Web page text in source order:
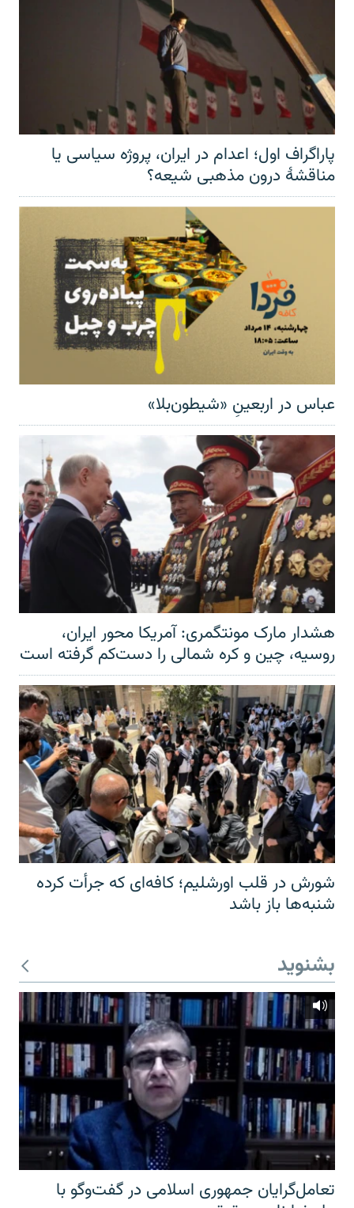
پاراگراف اول؛ اعدام در ایران، پروژه سیاسی یا
مناقشهٔ درون مذهبی شیعه؟
عباس در اربعینِ «شیطون‌بلا»
هشدار مارک مونتگمری: آمریکا محور ایران،
روسیه، چین و کره شمالی را دست‌کم گرفته است
شورش در قلب اورشلیم؛ کافه‌ای که جرأت کرده
شنبه‌ها باز باشد
بشنوید
تعامل‌گرایان جمهوری اسلامی در گفت‌وگو با